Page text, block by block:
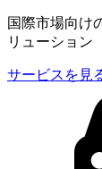
国際市場向け
リューション
サービスを見